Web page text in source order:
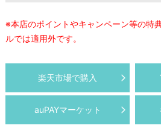
※本店のポイントやキャンペーン等の特
ルでは適用外です。
楽天市場で購入
auPAYマーケット